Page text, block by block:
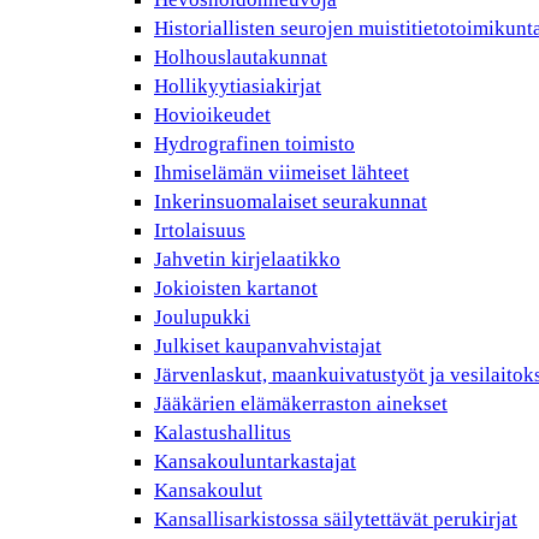
Historiallisten seurojen
Holhouslautakunnat
Hollikyytiasiakirjat
Hovioikeudet
Hydrografinen toimisto
Ihmiselämän viimeiset lähteet
Inkerinsuomalaiset seurakunnat
Irtolaisuus
Jahvetin kirjelaatikko
Jokioisten kartanot
Joulupukki
Julkiset kaupanvahvistajat
Järvenlaskut, maankuivatustyöt ja
Jääkärien elämäkerraston ainekset
Kalastushallitus
Kansakouluntarkastajat
Kansakoulut
Kansallisarkistossa säilytettävät perukirjat